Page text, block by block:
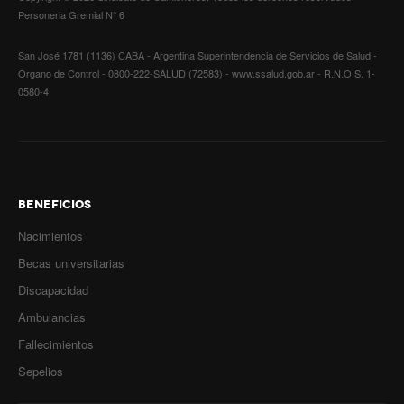
Memoria histórica
Buscar
Secretaría general
Secretaría general adjunta
Correo electrónico*
Asunto*
Captcha*
Envíeme una copia
Personeria Gremial N° 6
San José 1781 (1136) CABA - Argentina Superintendencia de Servicios de Salud -
Organo de Control - 0800-222-SALUD (72583) - www.ssalud.gob.ar - R.N.O.S. 1-
0580-4
BENEFICIOS
Nacimientos
Becas universitarias
Discapacidad
Ambulancias
Fallecimientos
Sepelios